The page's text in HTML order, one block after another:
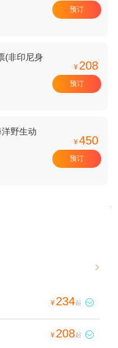
预订
(非印尼身
¥ 208
预订
野生动
¥450
预订

¥ 234起 
¥ 208起 